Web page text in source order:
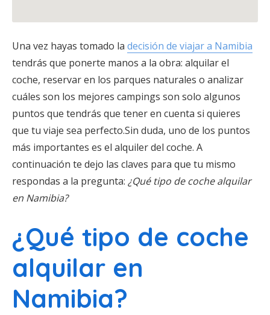
Una vez hayas tomado la decisión de viajar a Namibia
tendrás que ponerte manos a la obra: alquilar el
coche, reservar en los parques naturales o analizar
cuáles son los mejores campings son solo algunos
puntos que tendrás que tener en cuenta si quieres
que tu viaje sea perfecto.Sin duda, uno de los puntos
más importantes es el alquiler del coche. A
continuación te dejo las claves para que tu mismo
respondas a la pregunta: ¿Qué tipo de coche alquilar
en Namibia?
¿Qué tipo de coche
alquilar en
Namibia?